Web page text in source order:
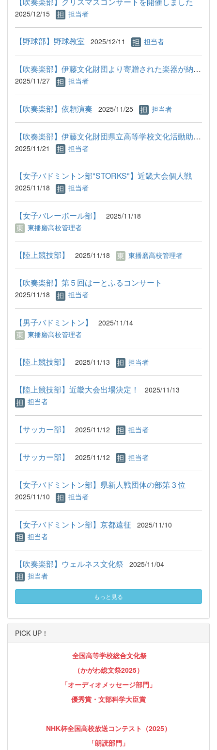
2025/12/15 担当者
【野球部】野球教室 2025/12/11 担当者
【吹奏楽部】伊藤文化財団より寄贈された楽器が納品されました
2025/11/27 担当者
【吹奏楽部】依頼演奏 2025/11/25 担当者
【吹奏楽部】伊藤文化財団県立高等学校文化活動助成目録贈呈式
2025/11/21 担当者
【女子バドミントン部"STORKS"】近畿大会個人戦
2025/11/18 担当者
【女子バレーボール部】
2025/11/18
東播磨高校管理者
【陸上競技部】 2025/11/18 東播磨高校管理者
【吹奏楽部】第５回はーとふるコンサート
2025/11/18 担当者
【男子バドミントン】
2025/11/14
東播磨高校管理者
【陸上競技部】 2025/11/13 担当者
【陸上競技部】近畿大会出場決定！
2025/11/13
担当者
【サッカー部】 2025/11/12 担当者
【サッカー部】 2025/11/12 担当者
【女子バドミントン部】県新人戦団体の部第３位
2025/11/10 担当者
【女子バドミントン部】京都遠征
2025/11/10
担当者
【吹奏楽部】ウェルネス文化祭
2025/11/04
担当者
もっと見る
PICK UP！
全国高等学校総合文化祭
（かがわ総文祭2025）
「オーディオメッセージ部門」
優秀賞・文部科学大臣賞
NHK杯全国高校放送コンテスト（2025）
「朗読部門」